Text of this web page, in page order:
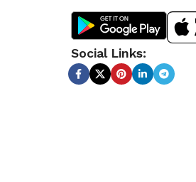
Social Links: